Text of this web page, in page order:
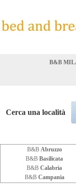
B&B
Cerca una località
B&B Abruzzo
B&B Basilicata
B&B Calabria
B&B Campania